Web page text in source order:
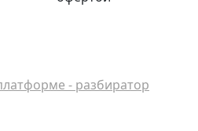
- разбиратор